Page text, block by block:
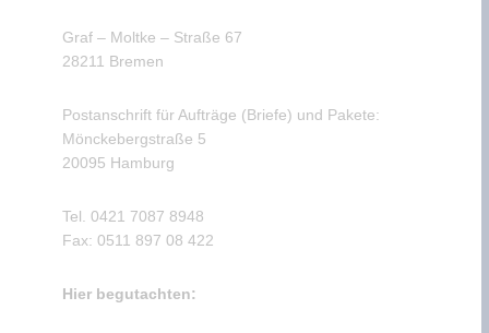
Graf – Moltke – Straße 67
28211 Bremen
Postanschrift für Aufträge (Briefe) und Pakete:
Mönckebergstraße 5
20095 Hamburg
Tel. 0421 7087 8948
Fax: 0511 897 08 422
Hier begutachten: